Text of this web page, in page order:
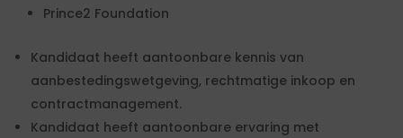
Prince2 Foundation
Kandidaat heeft aantoonbare kennis van
aanbestedingswetgeving, rechtmatige inkoop en
contractmanagement.
Kandidaat heeft aantoonbare ervaring met